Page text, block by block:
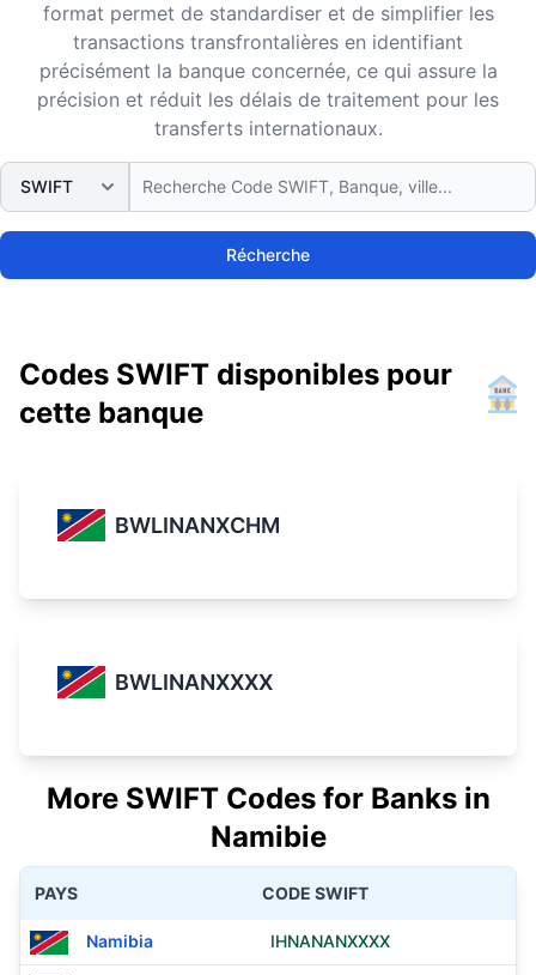
format permet de standardiser et de simplifier les
transactions transfrontalières en identifiant
précisément la banque concernée, ce qui assure la
précision et réduit les délais de traitement pour les
transferts internationaux.
Récherche
Codes SWIFT disponibles pour
cette banque
BWLINANXCHM
BWLINANXXXX
More SWIFT Codes for Banks in
Namibie
PAYS CODE SWIFT
Namibia IHNANANXXXX